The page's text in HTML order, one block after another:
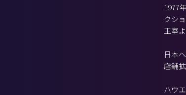
1977
クシ
王室
日本
店舗
ハウ